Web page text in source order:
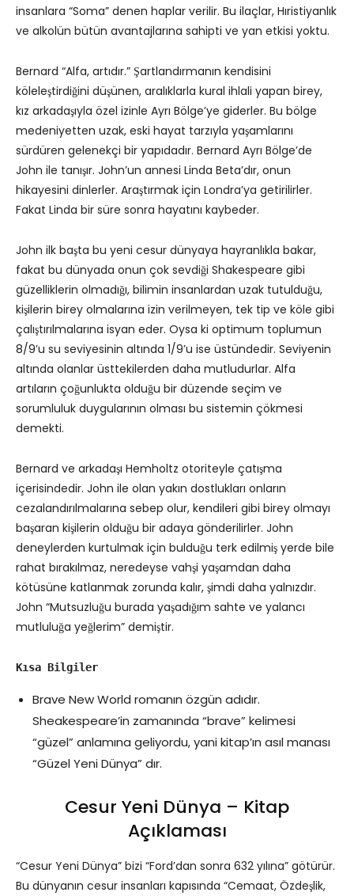
insanlara “Soma” denen haplar verilir. Bu ilaçlar, Hıristiyanlık
ve alkolün bütün avantajlarına sahipti ve yan etkisi yoktu.
Bernard “Alfa, artıdır.” Şartlandırmanın kendisini
köleleştirdiğini düşünen, aralıklarla kural ihlali yapan birey,
kız arkadaşıyla özel izinle Ayrı Bölge’ye giderler. Bu bölge
medeniyetten uzak, eski hayat tarzıyla yaşamlarını
sürdüren gelenekçi bir yapıdadır. Bernard Ayrı Bölge’de
John ile tanışır. John’un annesi Linda Beta’dır, onun
hikayesini dinlerler. Araştırmak için Londra’ya getirilirler.
Fakat Linda bir süre sonra hayatını kaybeder.
John ilk başta bu yeni cesur dünyaya hayranlıkla bakar,
fakat bu dünyada onun çok sevdiği Shakespeare gibi
güzelliklerin olmadığı, bilimin insanlardan uzak tutulduğu,
kişilerin birey olmalarına izin verilmeyen, tek tip ve köle gibi
çalıştırılmalarına isyan eder. Oysa ki optimum toplumun
8/9’u su seviyesinin altında 1/9’u ise üstündedir. Seviyenin
altında olanlar üsttekilerden daha mutludurlar. Alfa
artıların çoğunlukta olduğu bir düzende seçim ve
sorumluluk duygularının olması bu sistemin çökmesi
demekti.
Bernard ve arkadaşı Hemholtz otoriteyle çatışma
içerisindedir. John ile olan yakın dostlukları onların
cezalandırılmalarına sebep olur, kendileri gibi birey olmayı
başaran kişilerin olduğu bir adaya gönderilirler. John
deneylerden kurtulmak için bulduğu terk edilmiş yerde bile
rahat bırakılmaz, neredeyse vahşi yaşamdan daha
kötüsüne katlanmak zorunda kalır, şimdi daha yalnızdır.
John “Mutsuzluğu burada yaşadığım sahte ve yalancı
mutluluğa yeğlerim” demiştir.
Kısa Bilgiler
Brave New World romanın özgün adıdır.
Sheakespeare’in zamanında “brave” kelimesi
“güzel” anlamına geliyordu, yani kitap’ın asıl manası
“Güzel Yeni Dünya” dır.
Cesur Yeni Dünya – Kitap
Açıklaması
“Cesur Yeni Dünya” bizi “Ford’dan sonra 632 yılına” götürür.
Bu dünyanın cesur insanları kapısında “Cemaat, Özdeşlik,